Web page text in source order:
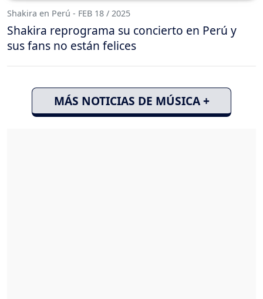
Shakira en Perú - FEB 18 / 2025
Shakira reprograma su concierto en Perú y
sus fans no están felices
MÁS NOTICIAS DE MÚSICA +